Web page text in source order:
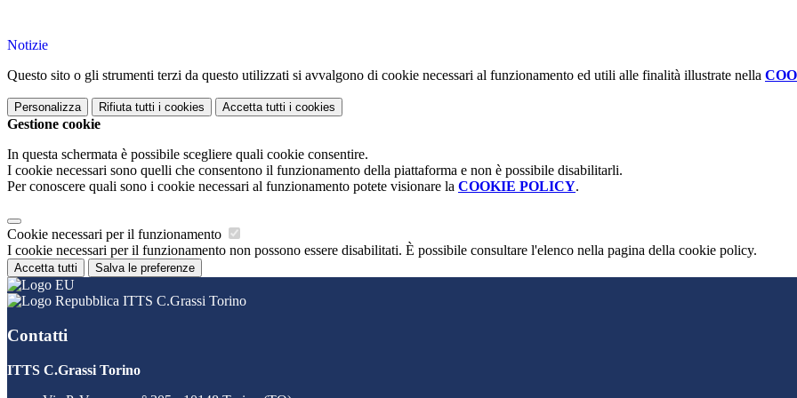
Notizie
Questo sito o gli strumenti terzi da questo utilizzati si avvalgono di cookie necessari al funzionamento ed utili alle finalità illustrate nella
Personalizza Rifiuta tutti i cookies Accetta tutti i cookies
Gestione cookie
In questa schermata è possibile scegliere quali cookie consentire.
I cookie necessari sono quelli che consentono il funzionamento della piattaforma e non è possibile disabilitarli.
Per conoscere quali sono i cookie necessari al funzionamento potete visionare la COOKIE POLICY.
Cookie necessari per il funzionamento
I cookie necessari per il funzionamento non possono essere disabilitati. È possibile consultare l'elenco nella pagina della cookie policy.
Accetta tutti Salva le preferenze
ITTS C.Grassi Torino
Contatti
ITTS C.Grassi Torino